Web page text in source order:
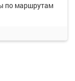
по маршрутам